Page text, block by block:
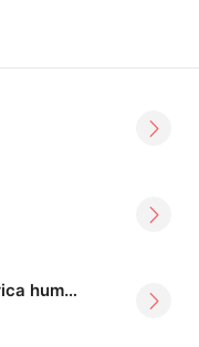
Serie de charla asimétrica humana N'1 : Arqueología2020